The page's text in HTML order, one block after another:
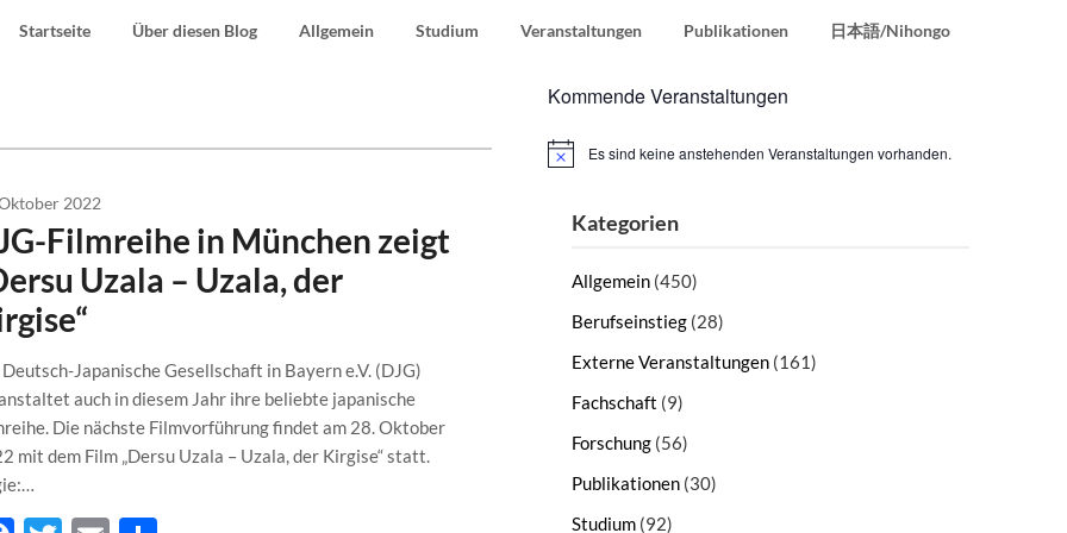
Startseite Über diesen Blog Allgemein Studium Veranstaltungen Publikationen 日本語/Nihongo
2022
Filmreihe in München zeigt
Uzala – Uzala, der
Japanische Gesellschaft in Bayern e.V. (DJG)
auch in diesem Jahr ihre beliebte japanische
Die nächste Filmvorführung findet am 28. Oktober
mit dem Film „Dersu Uzala – Uzala, der Kirgise“ statt.
Kommende Veranstaltungen
HinweisEs sind keine anstehenden Veranstaltungen vorhanden.
Kategorien
Allgemein(450)
Berufseinstieg(28)
Externe Veranstaltungen(161)
Fachschaft (9)
Forschung(56)
Publikationen(30)
Studium(92)